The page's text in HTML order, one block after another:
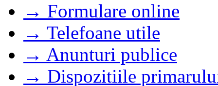
→ Formulare online
→ Telefoane utile
→ Anunturi publice
→ Dispozitiile